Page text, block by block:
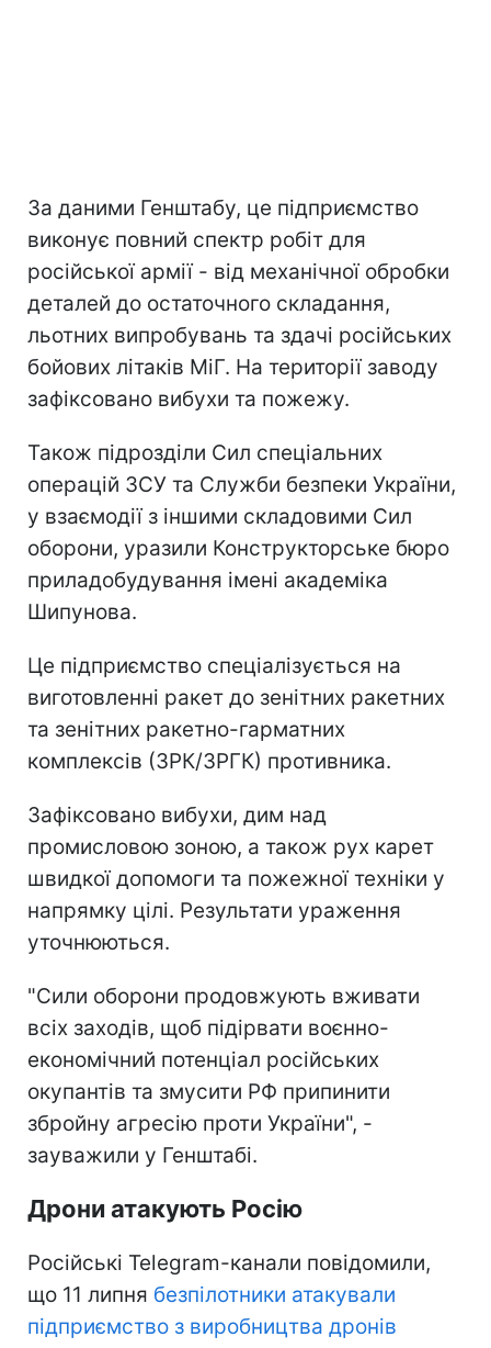
За даними Генштабу, це підприємство
виконує повний спектр робіт для
російської армії - від механічної обробки
деталей до остаточного складання,
льотних випробувань та здачі російських
бойових літаків МіГ. На території заводу
зафіксовано вибухи та пожежу.
Також підрозділи Сил спеціальних
операцій ЗСУ та Служби безпеки України,
у взаємодії з іншими складовими Сил
оборони, уразили Конструкторське бюро
приладобудування імені академіка
Шипунова.
Це підприємство спеціалізується на
виготовленні ракет до зенітних ракетних
та зенітних ракетно-гарматних
комплексів (ЗРК/ЗРГК) противника.
Зафіксовано вибухи, дим над
промисловою зоною, а також рух карет
швидкої допомоги та пожежної техніки у
напрямку цілі. Результати ураження
уточнюються.
"Сили оборони продовжують вживати
всіх заходів, щоб підірвати воєнно-
економічний потенціал російських
окупантів та змусити РФ припинити
збройну агресію проти України", -
зауважили у Генштабі.
Дрони атакують Росію
Російські Telegram-канали повідомили,
що 11 липня безпілотники атакували
підприємство з виробництва дронів